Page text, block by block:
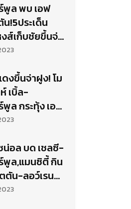
พูล พบ เอฟ
น!5ประเด็น
ส์เก็บชัยขึ้นจ่า
ราว)
งขึ้นจ่าฝูง! โม
เบิ้ล-
พูล กระทุ้ง เอฟ
10คน
น่อล บด เชลซี-
พูล,แมนซิตี้ กิน
ตัน-ลอว์เรน
งพรีเมียร์ฯ